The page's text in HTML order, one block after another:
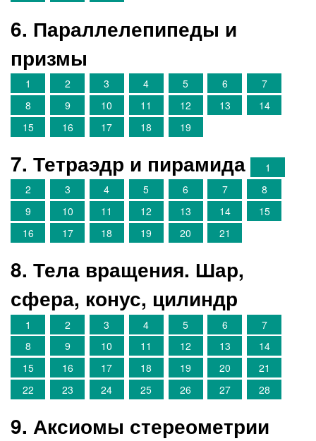
6. Параллелепипеды и
призмы
1 2 3 4 5 6
7
8
9 10 11 12 13
14
15
16 17 18 19
7. Тетраэдр и пирамида
1
2
3 4 5 6 7
8
9
10 11 12 13 14
15
16
17 18 19 20 21
8. Тела вращения. Шар,
сфера, конус, цилиндр
1 2 3 4 5 6
7
8
9 10 11 12 13
14
15
16 17 18 19 20
21
22
23 24 25 26 27 28
9. Аксиомы стереометрии